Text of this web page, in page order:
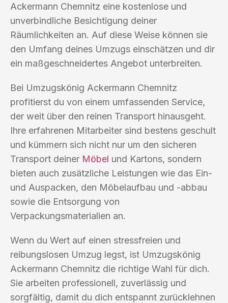
Ackermann Chemnitz eine kostenlose und
unverbindliche Besichtigung deiner
Räumlichkeiten an. Auf diese Weise können sie
den Umfang deines Umzugs einschätzen und dir
ein maßgeschneidertes Angebot unterbreiten.
Bei Umzugskönig Ackermann Chemnitz
profitierst du von einem umfassenden Service,
der weit über den reinen Transport hinausgeht.
Ihre erfahrenen Mitarbeiter sind bestens geschult
und kümmern sich nicht nur um den sicheren
Transport deiner Möbel und Kartons, sondern
bieten auch zusätzliche Leistungen wie das Ein-
und Auspacken, den Möbelaufbau und -abbau
sowie die Entsorgung von
Verpackungsmaterialien an.
Wenn du Wert auf einen stressfreien und
reibungslosen Umzug legst, ist Umzugskönig
Ackermann Chemnitz die richtige Wahl für dich.
Sie arbeiten professionell, zuverlässig und
sorgfältig, damit du dich entspannt zurücklehnen